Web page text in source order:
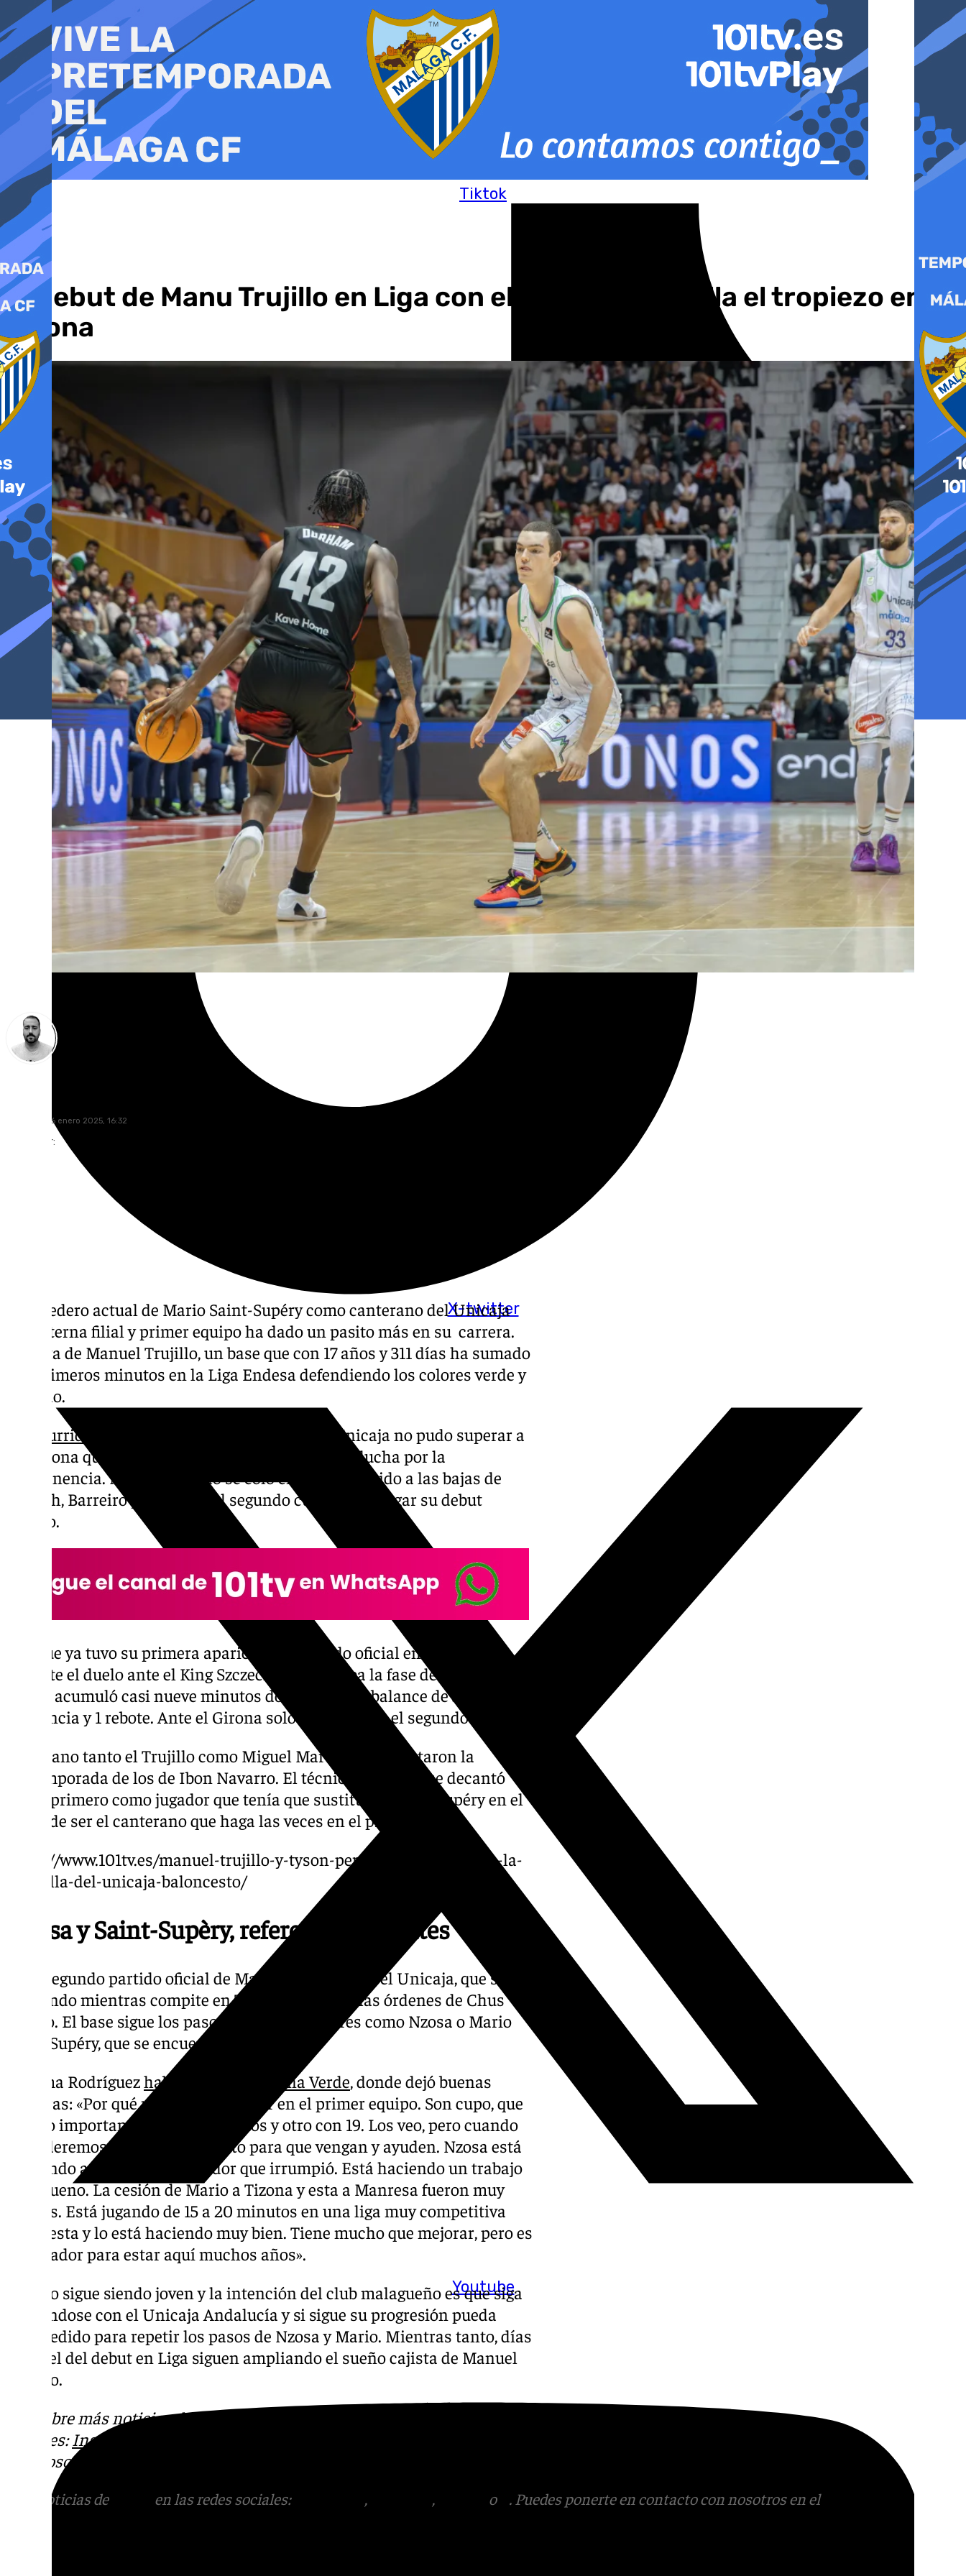
al
contenido
Tiktok
X-twitter
Youtube
El debut de Manu Trujillo en Liga con el Unicaja maquilla el tropiezo en
Girona
domingo, 26 enero 2025, 16:32
Compartir:
El heredero actual de Mario Saint-Supéry como canterano del Unicaja
que alterna filial y primer equipo ha dado un pasito más en su carrera.
Se trata de Manuel Trujillo, un base que con 17 años y 311 días ha sumado
sus primeros minutos en la Liga Endesa defendiendo los colores verde y
morado.
Ha ocurrido en la derrota en Fontajau
, donde Unicaja no pudo superar a
un Girona que consiguió una victoria clave en su lucha por la
permanencia. Manuel Trujillo se coló en la lista debido a las bajas de
Kravish, Barreiro y Ejim y en el segundo cuarto tuvo lugar su debut
liguero.
Aunque ya tuvo su primera aparición en partido oficial en la BCL
durante el duelo ante el King Szczecin que cerraba la fase de grupos,
donde acumuló casi nueve minutos donde dejó un balance de 3 puntos, 1
asistencia y 1 rebote. Ante el Girona solo participó en el segundo cuarto.
En verano tanto el Trujillo como Miguel Martínez completaron la
pretemporada de los de Ibon Navarro. El técnico vitoriano se decantó
por el primero como jugador que tenía que sustituir a Saint-Supéry en el
papel de ser el canterano que haga las veces en el primer equipo.
https://www.101tv.es/manuel-trujillo-y-tyson-perez-dos-estrenos-en-la-
plantilla-del-unicaja-baloncesto/
Nzosa y Saint-Supèry, referentes recientes
Es el segundo partido oficial de Manuel Trujillo con el Unicaja, que sigue
creciendo mientras compite en Tercera FEB bajo las órdenes de Chus
Lázaro. El base sigue los pasos de otros jugadores como Nzosa o Mario
Saint-Supéry, que se encuentran cedidos.
Juanma Rodríguezhabló de ellos en Zona Verde, donde dejó buenas
palabras: «Por qué no los vamos a ver en el primer equipo. Son cupo, que
es algo importante. Uno con 21 años y otro con 19. Los veo, pero cuando
consideremos que es el momento para que vengan y ayuden. Nzosa está
volviendo a enseñar ese jugador que irrumpió. Está haciendo un trabajo
muy bueno. La cesión de Mario a Tizona y esta a Manresa fueron muy
buenas. Está jugando de 15 a 20 minutos en una liga muy competitiva
como esta y lo está haciendo muy bien. Tiene mucho que mejorar, pero es
un jugador para estar aquí muchos años».
Trujillo sigue siendo joven y la intención del club malagueño es que siga
curtiéndose con el Unicaja Andalucía y si sigue su progresión pueda
salir cedido para repetir los pasos de Nzosa y Mario. Mientras tanto, días
como el del debut en Liga siguen ampliando el sueño cajista de Manuel
Trujillo.
Descubre más noticias de 101Tv en las redes
sociales:Instagram
con nosotros en el correo
Más noticias de en las redes sociales: , , o
. Puedes ponerte en contacto con nosotros en el